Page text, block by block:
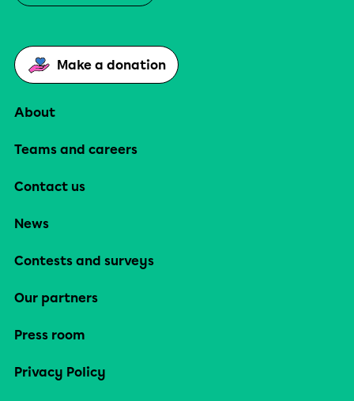
Make a donation
About
Teams and careers
Contact us
News
Contests and surveys
Our partners
Press room
Privacy Policy